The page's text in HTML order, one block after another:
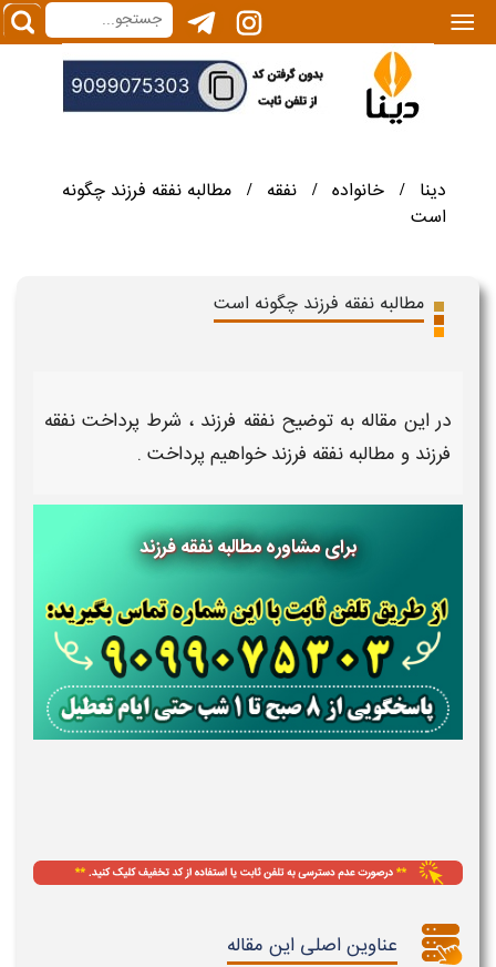
|||
دینا / خانواده / نفقه /
مطالبه نفقه فرزند چگونه
است
مطالبه نفقه فرزند چگونه است
در این مقالهبه توضیحنفقه فرزند ، شرط پرداخت نفقه
فرزند و مطالبه نفقه فرزندخواهیم پرداخت .
برای مشاوره مطالبه نفقه فرزند
عناوین اصلی این مقاله